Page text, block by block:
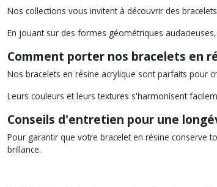
Nos collections vous invitent à découvrir des
En jouant sur des formes géométriques
Comment porter nos bracelets en
Nos bracelets en résine acrylique sont parfaits pour
Leurs couleurs et leurs textures s'harmonisent
Conseils d'entretien pour une
Pour garantir que votre bracelet en résine conserve
brillance.